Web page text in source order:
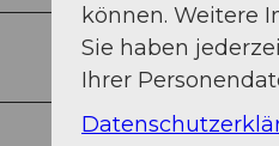
können. Weitere
Sie haben
Ihrer